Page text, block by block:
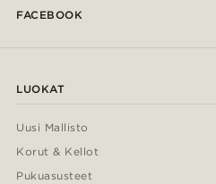
FACEBOOK
LUOKAT
Uusi Mallisto
Korut & Kellot
Pukuasusteet